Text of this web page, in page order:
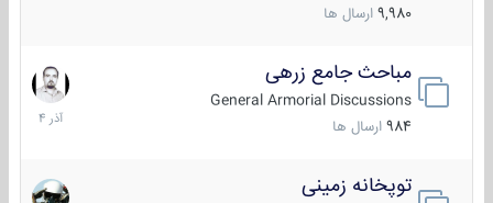
9,980 ارسال ها
مباحث جامع زرهی
General Armorial Discussions
984 ارسال ها
7
آذر
1404
توپخانه زمینی
جمعه